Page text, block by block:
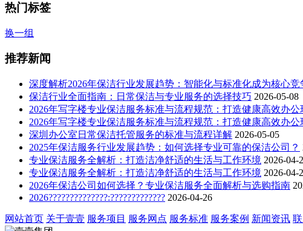
热门标签
换一组
推荐新闻
深度解析2026年保洁行业发展趋势：智能化与标准化成为核心竞
保洁行业全面指南：日常保洁与专业服务的选择技巧 2026-05-08
2026年写字楼专业保洁服务标准与流程规范：打造健康高效办公
2026年写字楼专业保洁服务标准与流程规范：打造健康高效办公
深圳办公室日常保洁托管服务的标准与流程详解 2026-05-05
2025年保洁服务行业发展趋势：如何选择专业可靠的保洁公司？
专业保洁服务全解析：打造洁净舒适的生活与工作环境 2026-04-
专业保洁服务全解析：打造洁净舒适的生活与工作环境 2026-04-
2026年保洁公司如何选择？专业保洁服务全面解析与选购指南
2026??????????????:????????????? 2026-04-26
网站首页 关于壹壹 服务项目 服务网点 服务标准 服务案例 新闻资讯